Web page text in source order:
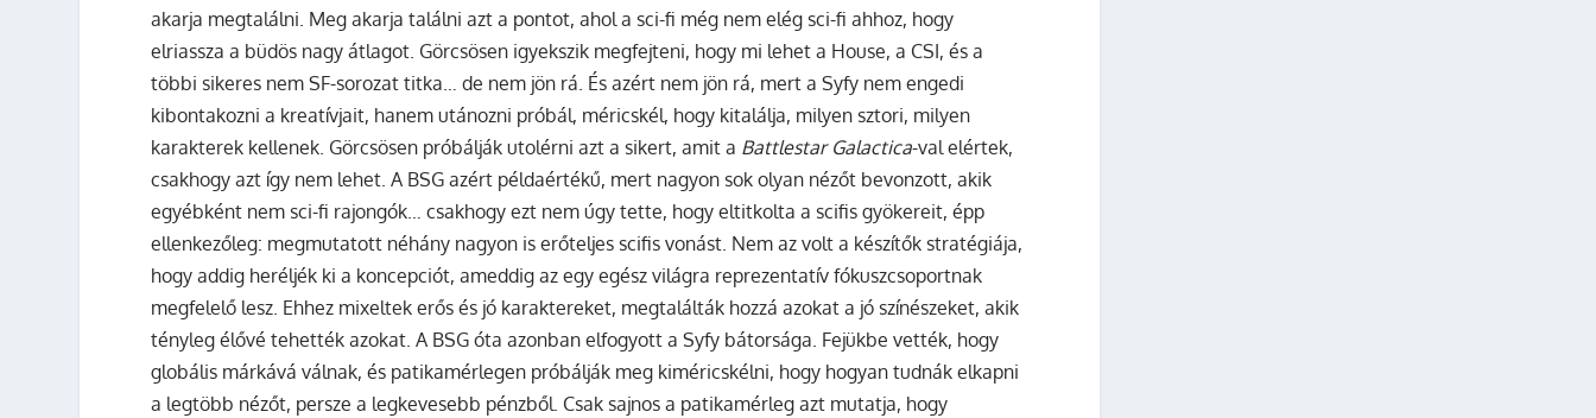
akarja megtalálni. Meg akarja találni azt a pontot, ahol a sci-fi még nem elég sci-fi ahhoz, hogy
elriassza a büdös nagy átlagot. Görcsösen igyekszik megfejteni, hogy mi lehet a House, a CSI, és a
többi sikeres nem SF-sorozat titka… de nem jön rá. És azért nem jön rá, mert a Syfy nem engedi
kibontakozni a kreatívjait, hanem utánozni próbál, méricskél, hogy kitalálja, milyen sztori, milyen
karakterek kellenek. Görcsösen próbálják utolérni azt a sikert, amit a Battlestar Galactica-val elértek,
csakhogy azt így nem lehet. A BSG azért példaértékű, mert nagyon sok olyan nézőt bevonzott, akik
egyébként nem sci-fi rajongók… csakhogy ezt nem úgy tette, hogy eltitkolta a scifis gyökereit, épp
ellenkezőleg: megmutatott néhány nagyon is erőteljes scifis vonást. Nem az volt a készítők stratégiája,
hogy addig heréljék ki a koncepciót, ameddig az egy egész világra reprezentatív fókuszcsoportnak
megfelelő lesz. Ehhez mixeltek erős és jó karaktereket, megtalálták hozzá azokat a jó színészeket, akik
tényleg élővé tehették azokat. A BSG óta azonban elfogyott a Syfy bátorsága. Fejükbe vették, hogy
globális márkává válnak, és patikamérlegen próbálják meg kiméricskélni, hogy hogyan tudnák elkapni
a legtöbb nézőt, persze a legkevesebb pénzből. Csak sajnos a patikamérleg azt mutatja, hogy